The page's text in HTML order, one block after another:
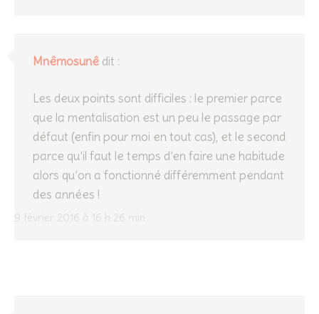
Mnêmosunê dit :
9 février 2016 à 16 h 26 min
Les deux points sont difficiles : le premier parce
que la mentalisation est un peu le passage par
défaut (enfin pour moi en tout cas), et le second
parce qu’il faut le temps d’en faire une habitude
alors qu’on a fonctionné différemment pendant
des années !